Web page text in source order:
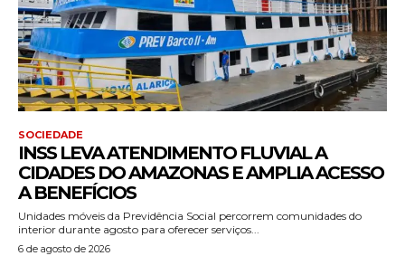
SOCIEDADE
INSS LEVA ATENDIMENTO FLUVIAL A
CIDADES DO AMAZONAS E AMPLIA ACESSO
A BENEFÍCIOS
Unidades móveis da Previdência Social percorrem comunidades do
interior durante agosto para oferecer serviços...
6 de agosto de 2026